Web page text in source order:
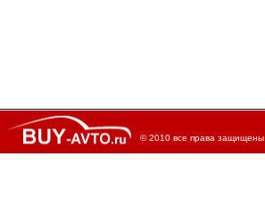
© 2010 все права защищены